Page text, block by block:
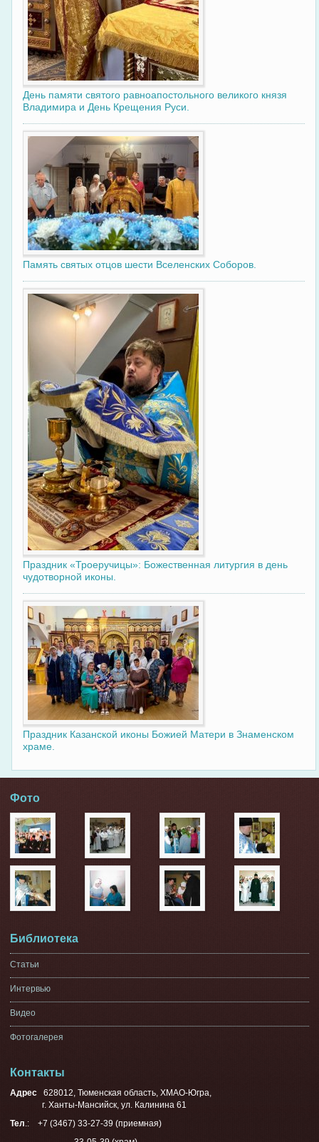
День памяти святого равноапостольного великого князя
Владимира и День Крещения Руси.
Память святых отцов шести Вселенских Соборов.
Праздник «Троеручицы»: Божественная литургия в день
чудотворной иконы.
Праздник Казанской иконы Божией Матери в Знаменском
храме.
Фото
Библиотека
Статьи
Интервью
Видео
Фотогалерея
Контакты
Адрес 628012, Тюменская область, ХМАО-Югра,
г. Ханты-Мансийск, ул. Калинина 61
Тел .: +7 (3467) 33-27-39 (приемная)